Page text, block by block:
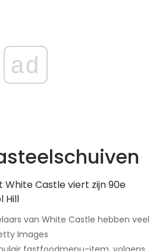
ad
van White Castle hebben veel
Images